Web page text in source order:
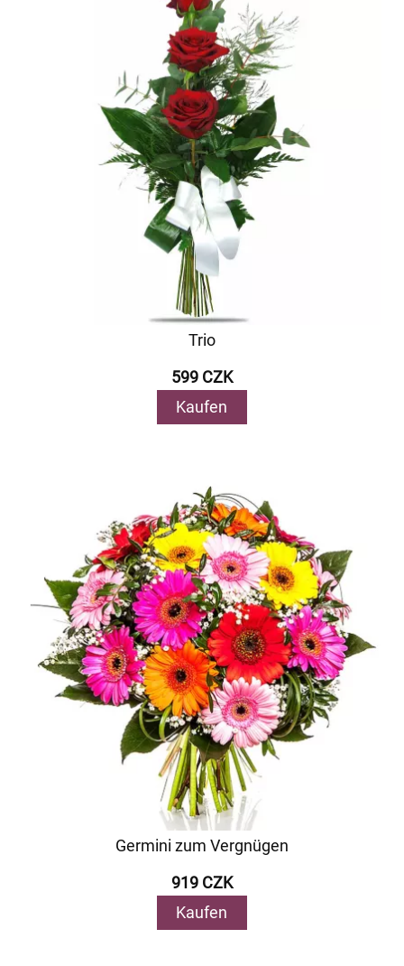
Trio
599 CZK
Kaufen
Germini zum Vergnügen
919 CZK
Kaufen